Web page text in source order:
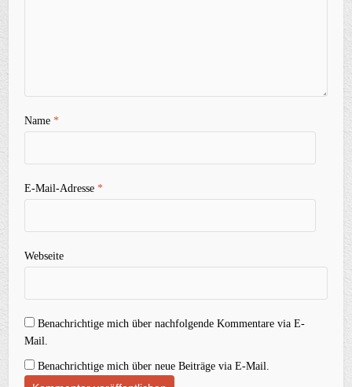
Name*
E-Mail-Adresse*
Webseite
Benachrichtige mich über nachfolgende Kommentare via E-
Mail.
Benachrichtige mich über neue Beiträge via E-Mail.